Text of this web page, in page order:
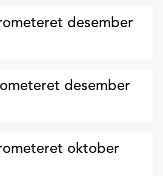
desember
desember
oktober